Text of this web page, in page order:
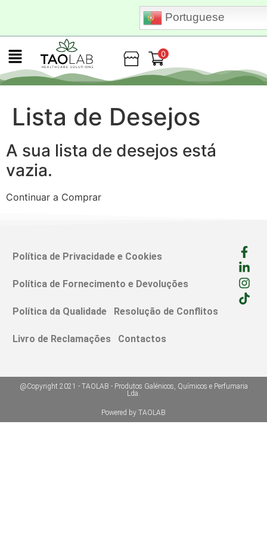
Portuguese
Loja
0
Lista de Desejos
A sua lista de desejos está
vazia.
Continuar a Comprar
Política de Privacidade e Cookies
Política de Fornecimento e Devoluções
Política da Qualidade Resolução de Conflitos
Livro de Reclamações Contactos
@Copyright 2021 - TAOLAB - Produtos Galénicos, Químicos e Perfumaria
Lda.
Powered by TAOLAB